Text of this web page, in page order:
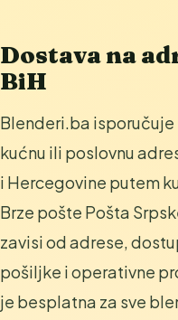
Dostava na
BiH
Blenderi.ba
kućnu ili poslovnu
i Hercegovine putem
Brze pošte Pošta
zavisi od adrese,
pošiljke i operativne
je besplatna za sve